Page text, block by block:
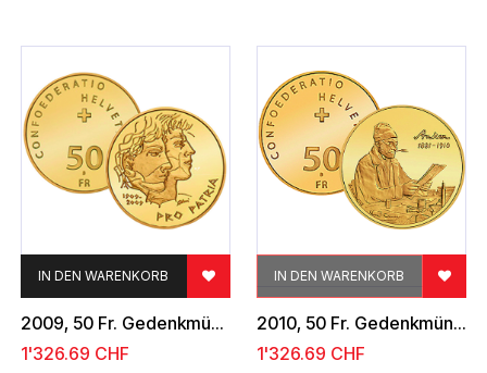
2009, 50 Fr. Gedenkmünze "100 Jahre Pro Patria"
IN DEN WARENKORB
1'326.69 CHF
2010, 50 Fr. Gedenkmünze "Albert Anker 100. Todestag"
IN DEN WARENKORB
1'326.69 CHF